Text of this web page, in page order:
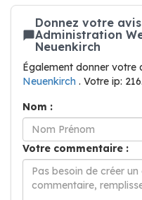
Donnez votre
Administration
Neuenkirch
Également donner votre
Neuenkirch . Votre ip:
Nom :
Votre commentaire :